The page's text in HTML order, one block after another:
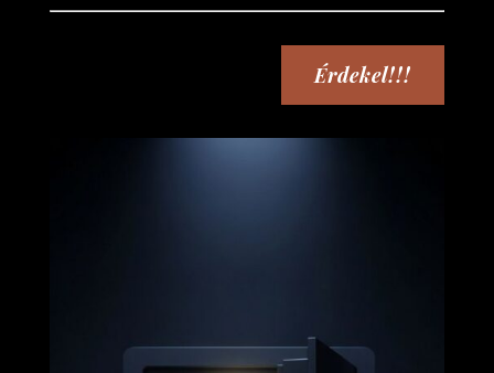
Érdekel!!!